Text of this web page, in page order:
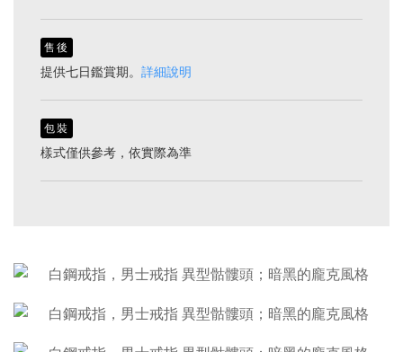
售後
提供七日鑑賞期。 詳細說明
包裝
樣式僅供參考，依實際為準